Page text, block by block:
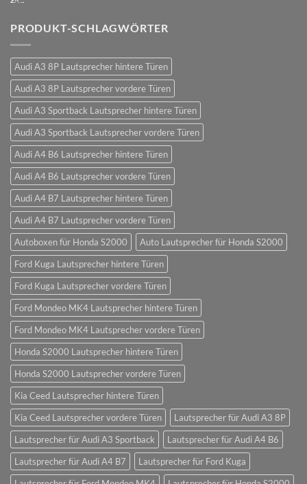
PRODUKT-SCHLAGWÖRTER
Audi A3 8P Lautsprecher hintere Türen
Audi A3 8P Lautsprecher vordere Türen
Audi A3 Sportback Lautsprecher hintere Türen
Audi A3 Sportback Lautsprecher vordere Türen
Audi A4 B6 Lautsprecher hintere Türen
Audi A4 B6 Lautsprecher vordere Türen
Audi A4 B7 Lautsprecher hintere Türen
Audi A4 B7 Lautsprecher vordere Türen
Autoboxen für Honda S2000
Auto Lautsprecher für Honda S2000
Ford Kuga Lautsprecher hintere Türen
Ford Kuga Lautsprecher vordere Türen
Ford Mondeo MK4 Lautsprecher hintere Türen
Ford Mondeo MK4 Lautsprecher vordere Türen
Honda S2000 Lautsprecher hintere Türen
Honda S2000 Lautsprecher vordere Türen
Kia Ceed Lautsprecher hintere Türen
Kia Ceed Lautsprecher vordere Türen
Lautsprecher für Audi A3 8P
Lautsprecher für Audi A3 Sportback
Lautsprecher für Audi A4 B6
Lautsprecher für Audi A4 B7
Lautsprecher für Ford Kuga